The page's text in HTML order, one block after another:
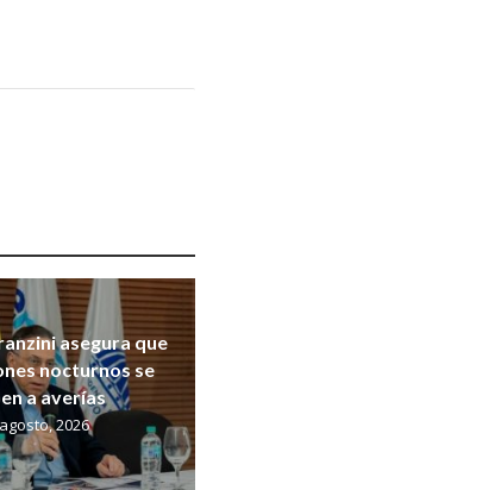
asegura que
nocturnos se
a averías
2026